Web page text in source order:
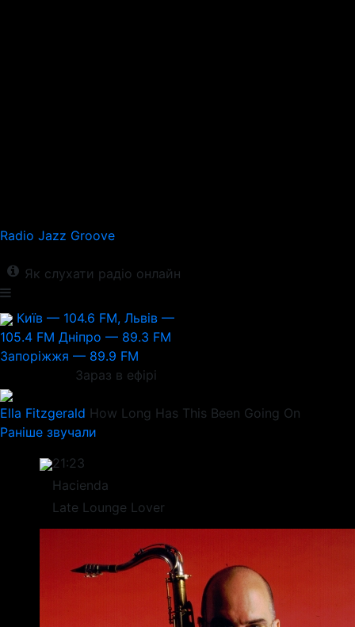
Radio Jazz Groove
Як слухати радіо онлайн
Київ — 104.6 FM, Львів —
105.4 FM Дніпро — 89.3 FM
Запоріжжя — 89.9 FM
Зараз в ефірі
Ella Fitzgerald How Long Has This Been Going On
Раніше звучали
21:23
Hacienda
Late Lounge Lover